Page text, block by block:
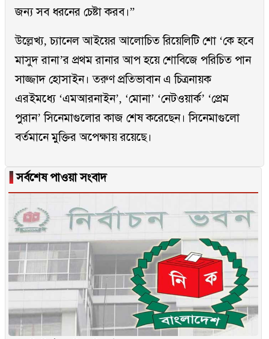
জন্য সব ধরনের চেষ্টা করব।”
উল্লেখ্য, চ্যানেল আইয়ের আলোচিত রিয়েলিটি শো ‘কে হবে
মাসুদ রানা’র প্রথম রানার আপ হয়ে শোবিজে পরিচিত পান
সাজ্জাদ হোসাইন। তরুণ প্রতিভাবান এ চিত্রনায়ক
এরইমধ্যে ‘এমআরনাইন’, ‘মোনা’ ‘নেটওয়ার্ক’ ‘প্রেম
পুরান’ সিনেমাগুলোর কাজ শেষ করেছেন। সিনেমাগুলো
বর্তমানে মুক্তির অপেক্ষায় রয়েছে।
▐সর্বশেষ পাওয়া সংবাদ